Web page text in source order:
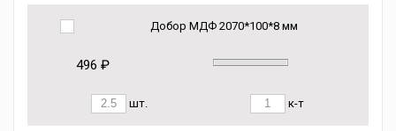
Добор МДФ 2070*100*8 мм
496 ₽
шт. к-т